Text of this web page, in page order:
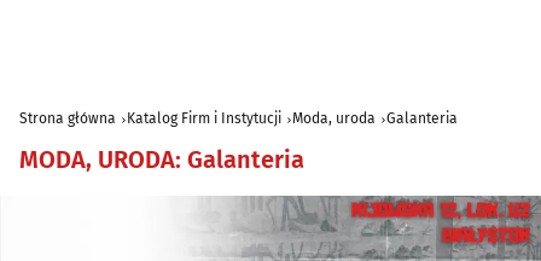
Strona główna Katalog Firm i Instytucji Moda, uroda Galanteria
MODA, URODA: Galanteria